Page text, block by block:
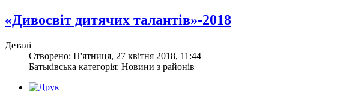
«Дивосвіт дитячих талантів»-2018
Деталі
Створено: П'ятниця, 27 квітня 2018, 11:44
Батьківська категорія: Новини з районів